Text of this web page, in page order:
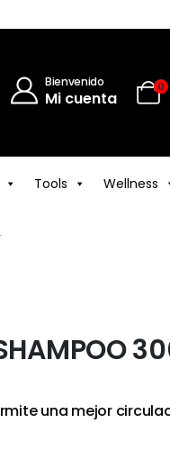
Bienvenido
Mi cuenta
0
Tools Wellness
una mejor